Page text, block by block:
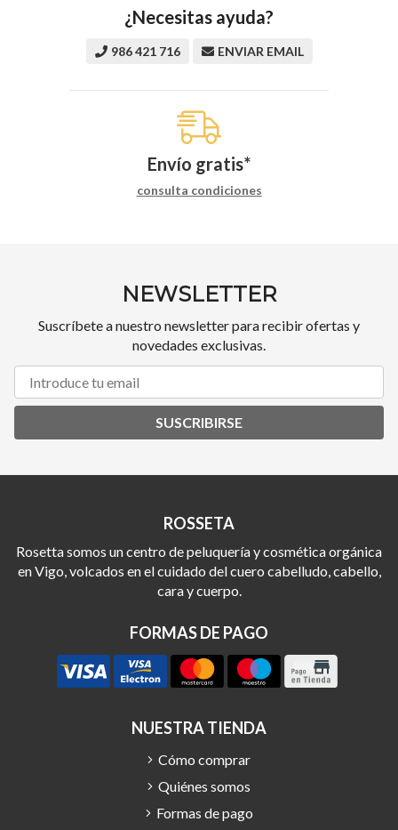
¿Necesitas ayuda?
986 421 716 ENVIAR EMAIL
Envío gratis*
consulta condiciones
NEWSLETTER
Suscríbete a nuestro newsletter para recibir ofertas y
novedades exclusivas.
SUSCRIBIRSE
ROSSETA
Rosetta somos un centro de peluquería y cosmética orgánica
en Vigo, volcados en el cuidado del cuero cabelludo, cabello,
cara y cuerpo.
FORMAS DE PAGO
NUESTRA TIENDA
Cómo comprar
Quiénes somos
Formas de pago